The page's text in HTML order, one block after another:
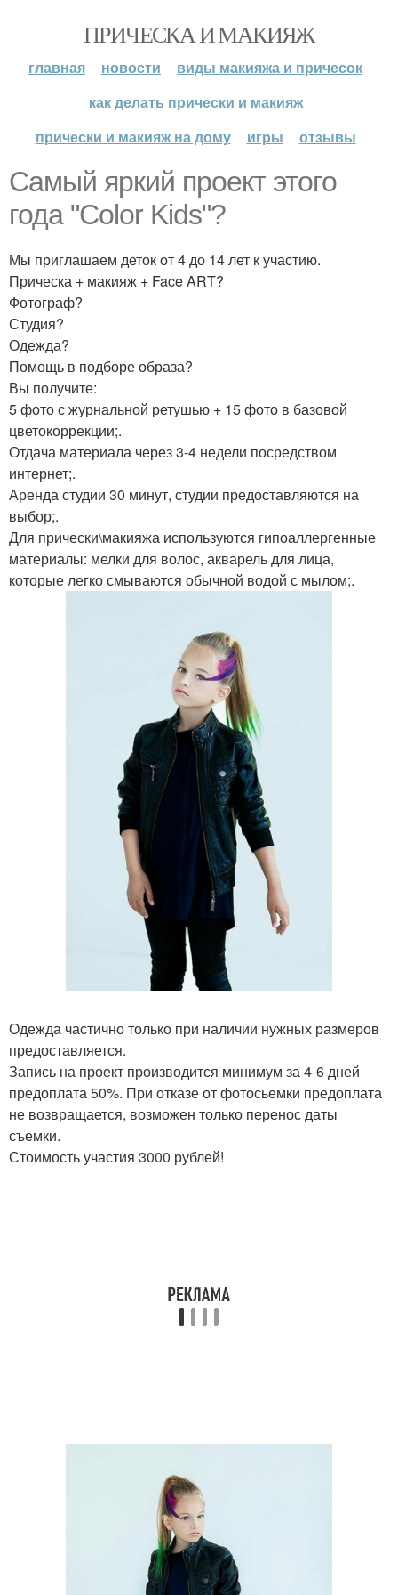
ПРИЧЕСКА И МАКИЯЖ
главная новости
виды макияжа и причесок
как делать прически и макияж
прически и макияж на дому
игры отзывы
Самый яркий проект этого
года "Color Kids"?
Мы приглашаем деток от 4 до 14 лет к участию.
Прическа + макияж + Face ART?
Фотограф?
Студия?
Одежда?
Помощь в подборе образа?
Вы получите:
5 фото с журнальной ретушью + 15 фото в базовой
цветокоррекции;.
Отдача материала через 3-4 недели посредством
интернет;.
Аренда студии 30 минут, студии предоставляются на
выбор;.
Для прически\макияжа используются гипоаллергенные
материалы: мелки для волос, акварель для лица,
которые легко смываются обычной водой с мылом;.
Одежда частично только при наличии нужных размеров
предоставляется.
Запись на проект производится минимум за 4-6 дней
предоплата 50%. При отказе от фотосьемки предоплата
не возвращается, возможен только перенос даты
съемки.
Стоимость участия 3000 рублей!